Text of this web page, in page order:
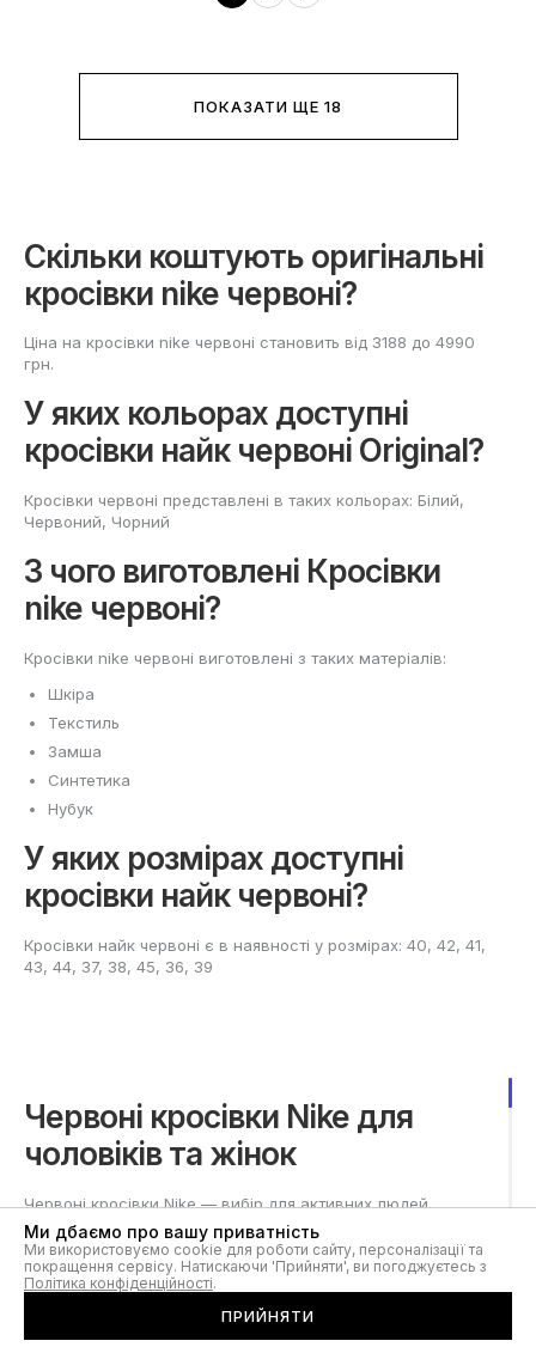
ПОКАЗАТИ ЩЕ 18
Скільки коштують оригінальні
кросівки nike червоні?
Ціна на кросівки nike червоні становить від 3188 до 4990
грн.
У яких кольорах доступні
кросівки найк червоні Original?
Кросівки червоні представлені в таких кольорах: Білий,
Червоний, Чорний
З чого виготовлені Кросівки
nike червоні?
Кросівки nike червоні виготовлені з таких матеріалів:
Шкіра
Текстиль
Замша
Синтетика
Нубук
У яких розмірах доступні
кросівки найк червоні?
Кросівки найк червоні є в наявності у розмірах: 40, 42, 41,
43, 44, 37, 38, 45, 36, 39
Червоні кросівки Nike для
чоловіків та жінок
Червоні кросівки Nike — вибір для активних людей
різного віку, які бажають підкреслити індивідуальність і
додати яскравості у повсякденний образ. Енергійний
червоний колір асоціюється з динамікою, впевненістю і
прагненням бути в центрі уваги, що допомагає
створювати стильні луки, що запам'ятовуються. Кросівки
Ми дбаємо про вашу приватність
Ми використовуємо cookie для роботи сайту, персоналізації та
покращення сервісу. Натискаючи 'Прийняти', ви погоджуєтесь з
Політика конфіденційності.
ПРИЙНЯТИ